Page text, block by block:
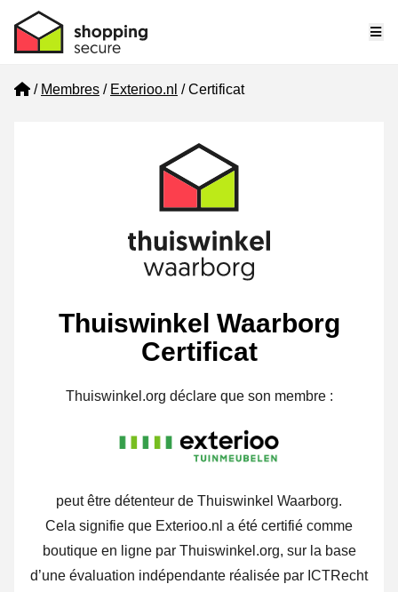
Home
Membres Exterioo.nl Certificat
Thuiswinkel Waarborg
Certificat
Thuiswinkel.org déclare que son membre :
peut être détenteur de Thuiswinkel Waarborg.
Cela signifie que Exterioo.nl a été certifié comme
boutique en ligne par Thuiswinkel.org, sur la base
d’une évaluation indépendante réalisée par ICTRecht